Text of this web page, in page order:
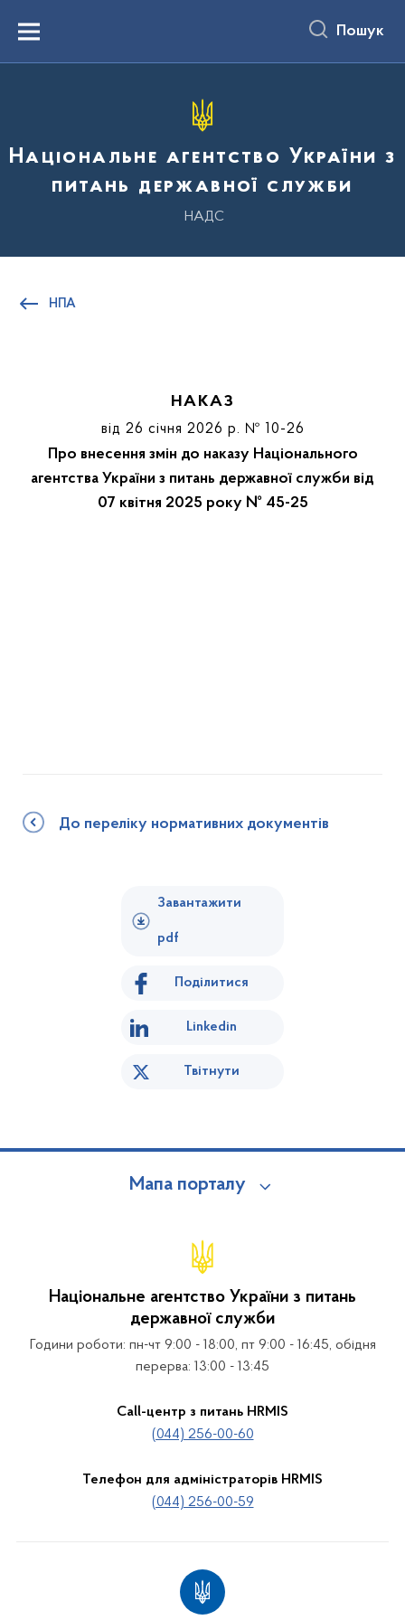
вмістуMenu Пошук
Національне агентство України з
питань державної служби
НАДС
НПА
НАКАЗ
від 26 січня 2026 р. № 10-26
Про внесення змін до наказу Національного
агентства України з питань державної служби від
07 квітня 2025 року № 45-25
До переліку нормативних документів
Завантажити
pdf
Поділитися
Linkedin
Твітнути
Мапа порталу
Національне агентство України з питань
державної служби
Години роботи: пн-чт 9:00 - 18:00, пт 9:00 - 16:45, обідня
перерва: 13:00 - 13:45
Call-центр з питань HRMIS
(044) 256-00-60
Телефон для адміністраторів HRMIS
(044) 256-00-59